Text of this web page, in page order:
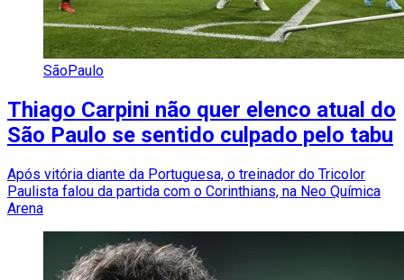
SãoPaulo
Thiago Carpini não quer elenco atual do
São Paulo se sentido culpado pelo tabu
Após vitória diante da Portuguesa, o treinador do Tricolor
Paulista falou da partida com o Corinthians, na Neo Química
Arena